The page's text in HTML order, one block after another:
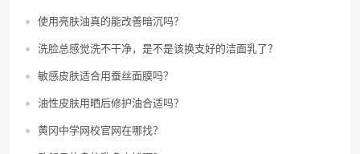
使用亮肤油真的能改善暗沉吗？
洗脸总感觉洗不干净，是不是该换支好的洁面乳了？
敏感皮肤适合用蚕丝面膜吗？
油性皮肤用晒后修护油合适吗？
黄冈中学网校官网在哪找？